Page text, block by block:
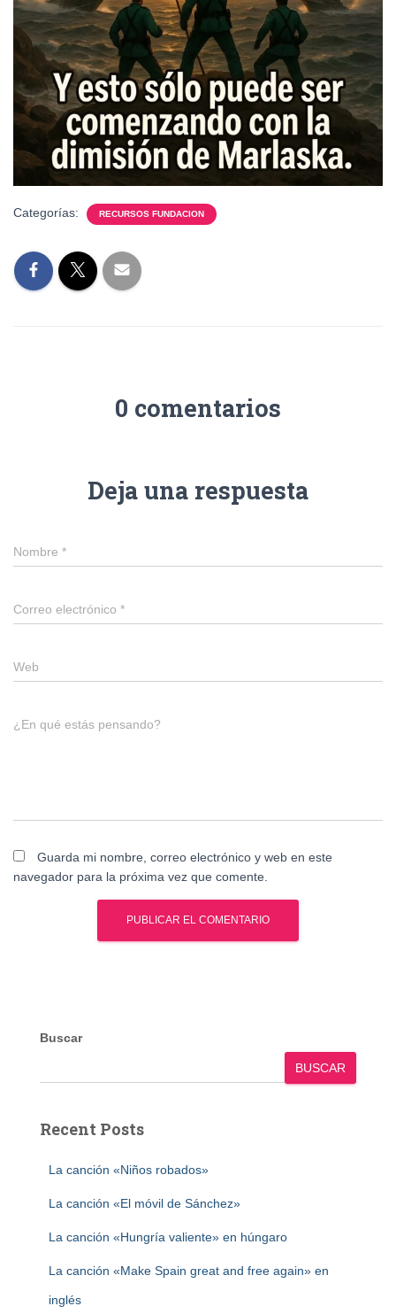
Categorías: RECURSOS FUNDACION
0 comentarios
Deja una respuesta
Nombre *
Correo electrónico *
Web
¿En qué estás pensando?
Guarda mi nombre, correo electrónico y web en este
navegador para la próxima vez que comente.
Buscar
BUSCAR
Recent Posts
La canción «Niños robados»
La canción «El móvil de Sánchez»
La canción «Hungría valiente» en húngaro
La canción «Make Spain great and free again» en
inglés